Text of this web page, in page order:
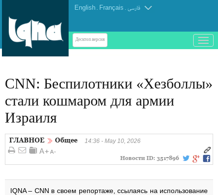
English . Français . فارسی
Десктоп-версия
باز
و
منو
CNN: Беспилотники «Хезболлы»
стали кошмаром для армии
Израиля
ГЛАВНОЕ Общее 14:36 - May 10, 2026
Новости ID: 3517896
IQNA – CNN в своем репортаже, ссылаясь на использование